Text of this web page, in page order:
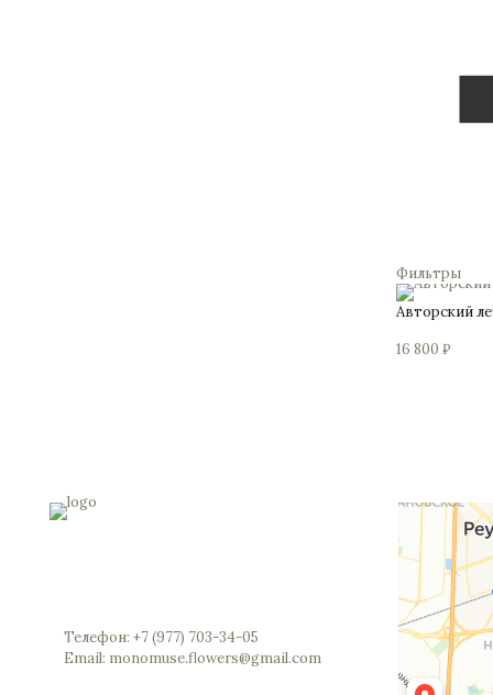
Фильтры
Авторский
16 800₽
Телефон: +7 (977) 703-34-05
Email: monomuse.flowers@gmail.com